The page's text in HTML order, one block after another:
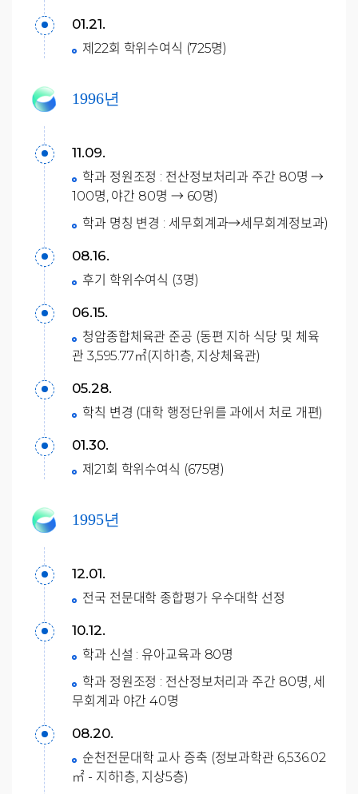
01.21.
제22회 학위수여식 (725명)
1996년
11.09.
학과 정원조정 : 전산정보처리과 주간 80명 →
100명, 야간 80명 → 60명)
학과 명칭 변경 : 세무회계과→세무회계정보과)
08.16.
후기 학위수여식 (3명)
06.15.
청암종합체육관 준공 (동편 지하 식당 및 체육
관 3,595.77㎡(지하1층, 지상체육관)
05.28.
학칙 변경 (대학 행정단위를 과에서 처로 개편)
01.30.
제21회 학위수여식 (675명)
1995년
12.01.
전국 전문대학 종합평가 우수대학 선정
10.12.
학과 신설 : 유아교육과 80명
학과 정원조정 : 전산정보처리과 주간 80명, 세
무회계과 야간 40명
08.20.
순천전문대학 교사 증축 (정보과학관 6,536.02
㎡ - 지하1층, 지상5층)